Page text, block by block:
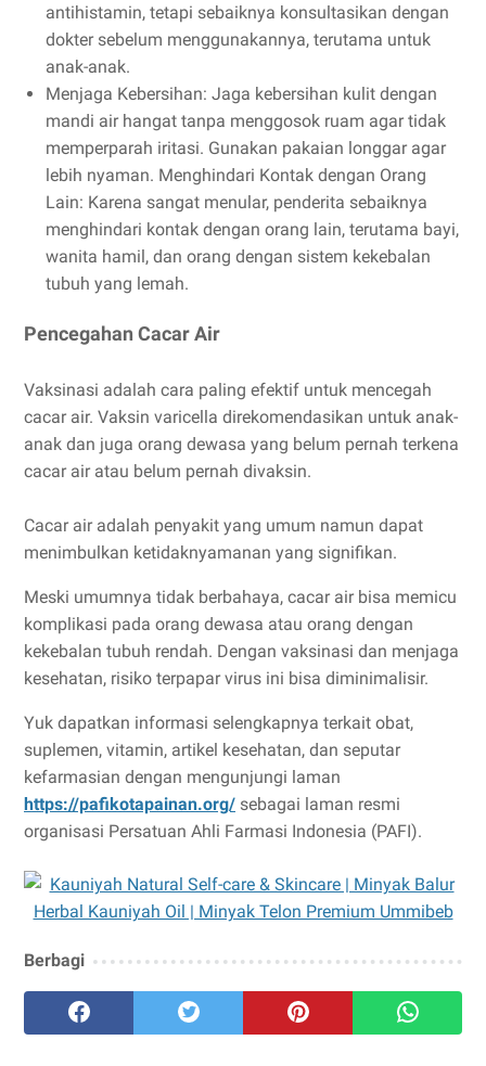
antihistamin, tetapi sebaiknya konsultasikan dengan
dokter sebelum menggunakannya, terutama untuk
anak-anak.
Menjaga Kebersihan: Jaga kebersihan kulit dengan
mandi air hangat tanpa menggosok ruam agar tidak
memperparah iritasi. Gunakan pakaian longgar agar
lebih nyaman. Menghindari Kontak dengan Orang
Lain: Karena sangat menular, penderita sebaiknya
menghindari kontak dengan orang lain, terutama bayi,
wanita hamil, dan orang dengan sistem kekebalan
tubuh yang lemah.
Pencegahan Cacar Air
Vaksinasi adalah cara paling efektif untuk mencegah
cacar air. Vaksin varicella direkomendasikan untuk anak-
anak dan juga orang dewasa yang belum pernah terkena
cacar air atau belum pernah divaksin.
Cacar air adalah penyakit yang umum namun dapat
menimbulkan ketidaknyamanan yang signifikan.
Meski umumnya tidak berbahaya, cacar air bisa memicu
komplikasi pada orang dewasa atau orang dengan
kekebalan tubuh rendah. Dengan vaksinasi dan menjaga
kesehatan, risiko terpapar virus ini bisa diminimalisir.
Yuk dapatkan informasi selengkapnya terkait obat,
suplemen, vitamin, artikel kesehatan, dan seputar
kefarmasian dengan mengunjungi laman
https://pafikotapainan.org/ sebagai laman resmi
organisasi Persatuan Ahli Farmasi Indonesia (PAFI).
Berbagi